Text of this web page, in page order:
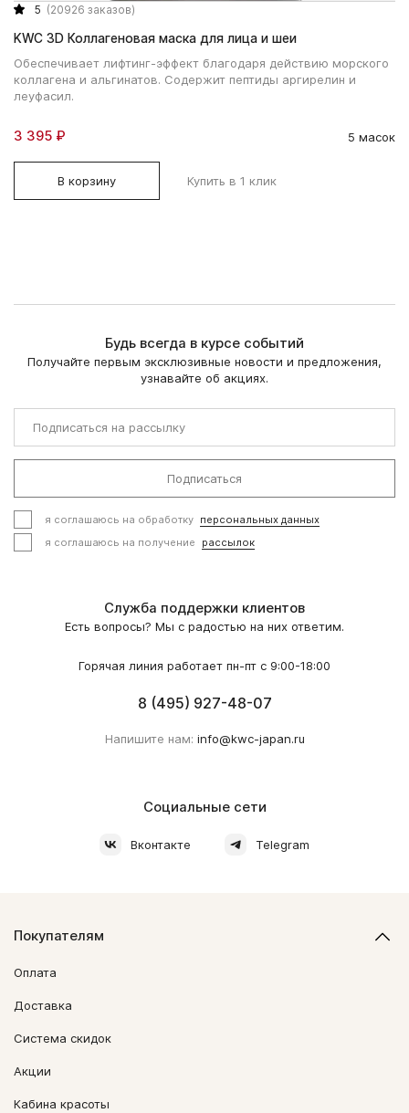
5 (20926 заказов)
KWC 3D Коллагеновая маска для лица и шеи
Обеспечивает лифтинг-эффект благодаря действию морского
коллагена и альгинатов. Содержит пептиды аргирелин и
леуфасил.
3 395 ₽ 5 масок
В корзину Купить в 1 клик
Будь всегда в курсе событий
Получайте первым эксклюзивные новости и предложения,
узнавайте об акциях.
Подписаться
я соглашаюсь на обработку персональных данных
я соглашаюсь на получение
рассылок
Служба поддержки клиентов
Есть вопросы? Мы с радостью на них ответим.
Горячая линия работает пн-пт с 9:00-18:00
8 (495) 927-48-07
Напишите нам: info@kwc-japan.ru
Социальные сети
Вконтакте Telegram
Покупателям
Оплата
Доставка
Система скидок
Акции
Кабина красоты